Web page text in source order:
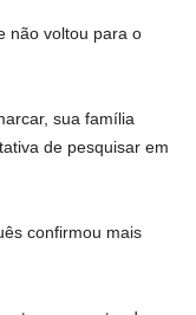
não voltou para o
sua família
de pesquisar em
confirmou mais